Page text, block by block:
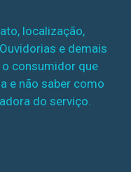
localização,
e demais
consumidor que
e não saber como
do serviço.